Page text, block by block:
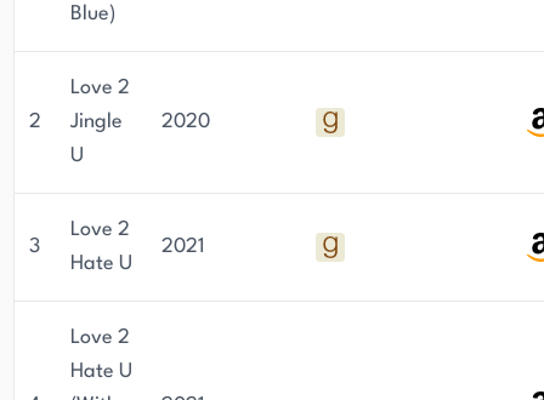
Blue)
2
Love 2
Jingle
U
2020
3
Love 2
Hate U
2021
Love 2
Hate U